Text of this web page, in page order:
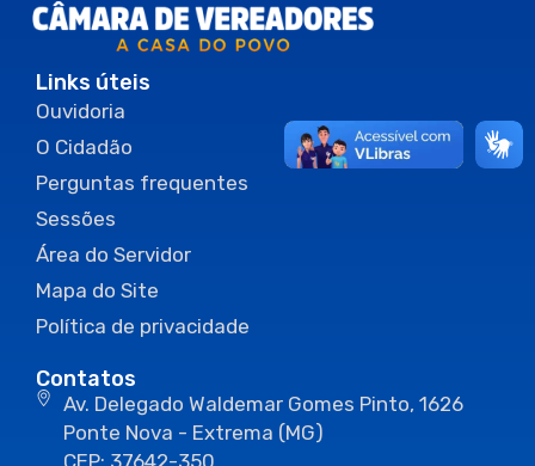
Links úteis
Ouvidoria
O Cidadão
Perguntas frequentes
Sessões
Área do Servidor
Mapa do Site
Política de privacidade
Contatos
Av. Delegado Waldemar Gomes Pinto, 1626
Ponte Nova - Extrema (MG)